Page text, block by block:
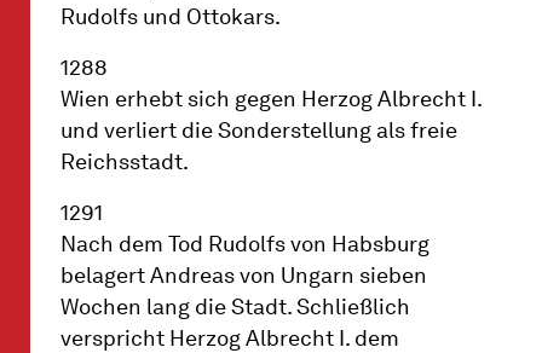
Rudolfs und Ottokars.
1288
Wien erhebt sich gegen Herzog Albrecht I.
und verliert die Sonderstellung als freie
Reichsstadt.
1291
Nach dem Tod Rudolfs von Habsburg
belagert Andreas von Ungarn sieben
Wochen lang die Stadt. Schließlich
verspricht Herzog Albrecht I. dem